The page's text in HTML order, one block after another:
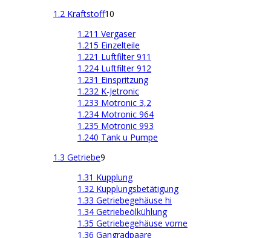
1.2 Kraftstoff10
1.211 Vergaser
1.215 Einzelteile
1.221 Luftfilter 911
1.224 Luftfilter 912
1.231 Einspritzung
1.232 K-Jetronic
1.233 Motronic 3,2
1.234 Motronic 964
1.235 Motronic 993
1.240 Tank u Pumpe
1.3 Getriebe9
1.31 Kupplung
1.32 Kupplungsbetätigung
1.33 Getriebegehäuse hi
1.34 Getriebeölkühlung
1.35 Getriebegehäuse vorne
1.36 Gangradpaare